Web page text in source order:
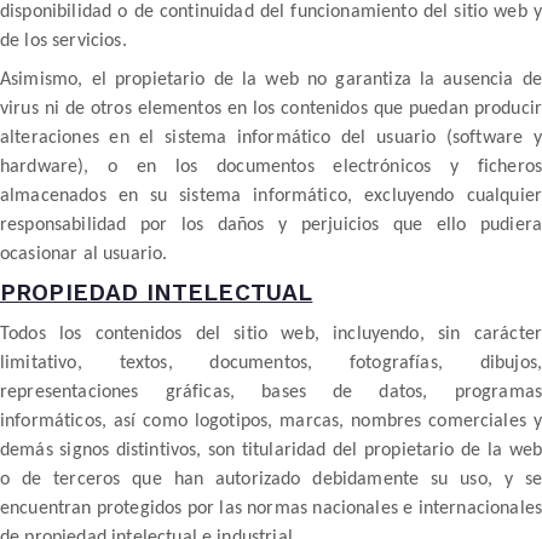
disponibilidad o de continuidad del funcionamiento del sitio web y
de los servicios.
Asimismo, el propietario de la web no garantiza la ausencia de
virus ni de otros elementos en los contenidos que puedan producir
alteraciones en el sistema informático del usuario (software y
hardware), o en los documentos electrónicos y ficheros
almacenados en su sistema informático, excluyendo cualquier
responsabilidad por los daños y perjuicios que ello pudiera
ocasionar al usuario.
PROPIEDAD INTELECTUAL
Todos los contenidos del sitio web, incluyendo, sin carácter
limitativo, textos, documentos, fotografías, dibujos,
representaciones gráficas, bases de datos, programas
informáticos, así como logotipos, marcas, nombres comerciales y
demás signos distintivos, son titularidad del propietario de la web
o de terceros que han autorizado debidamente su uso, y se
encuentran protegidos por las normas nacionales e internacionales